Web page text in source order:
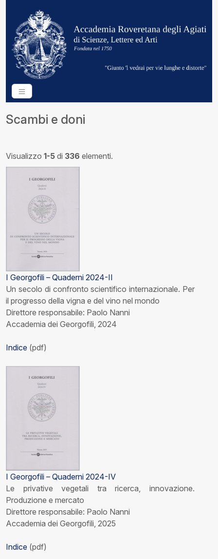
Scambi e doni
Visualizzo 1-5 di 336 elementi.
I Georgofili – Quaderni 2024-II
Un secolo di confronto scientifico internazionale. Per
il progresso della vigna e del vino nel mondo
Direttore responsabile: Paolo Nanni
Accademia dei Georgofili, 2024
Indice (pdf)
I Georgofili – Quaderni 2024-IV
Le privative vegetali tra ricerca, innovazione.
Produzione e mercato
Direttore responsabile: Paolo Nanni
Accademia dei Georgofili, 2025
Indice (pdf)